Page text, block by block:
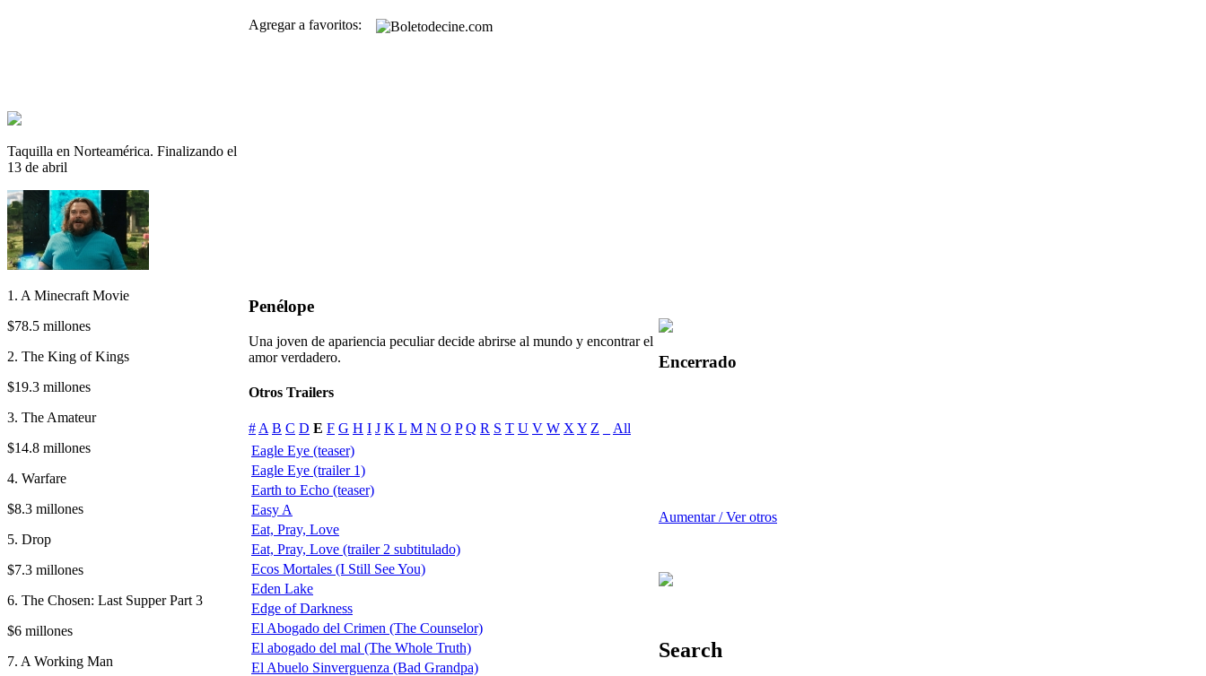
Taquilla en Norteamérica. Finalizando el
13 de abril
1. A Minecraft Movie
$78.5 millones
2. The King of Kings
$19.3 millones
3. The Amateur
$14.8 millones
4. Warfare
$8.3 millones
5. Drop
$7.3 millones
6. The Chosen: Last Supper Part 3
$6 millones
7. A Working Man
Agregar a favoritos:
Penélope
Una joven de apariencia peculiar decide abrirse al mundo y encontrar el
amor verdadero.
Otros Trailers
# A B C D E F G H I J K L M N O P Q R S T U V W X Y Z
All
Eagle Eye (teaser)
Eagle Eye (trailer 1)
Earth to Echo (teaser)
Easy A
Eat, Pray, Love
Eat, Pray, Love (trailer 2 subtitulado)
Ecos Mortales (I Still See You)
Eden Lake
Edge of Darkness
El Abogado del Crimen (The Counselor)
El abogado del mal (The Whole Truth)
El Abuelo Sinverguenza (Bad Grandpa)
Encerrado
Aumentar / Ver otros
Search